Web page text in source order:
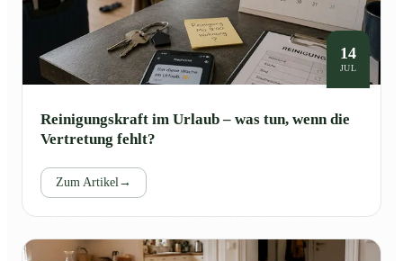
14
JUL
Reinigungskraft im Urlaub – was tun, wenn die
Vertretung fehlt?
Zum Artikel →